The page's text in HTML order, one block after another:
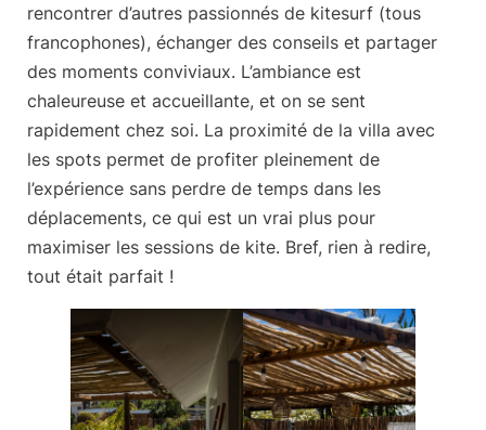
rencontrer d’autres passionnés de kitesurf (tous
francophones), échanger des conseils et partager
des moments conviviaux. L’ambiance est
chaleureuse et accueillante, et on se sent
rapidement chez soi. La proximité de la villa avec
les spots permet de profiter pleinement de
l’expérience sans perdre de temps dans les
déplacements, ce qui est un vrai plus pour
maximiser les sessions de kite. Bref, rien à redire,
tout était parfait !